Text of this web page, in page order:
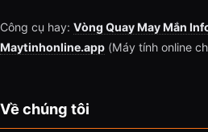
Công cụ hay: Vòng Quay May Mắn
Maytinhonline.app (Máy tính online
Về chúng tôi